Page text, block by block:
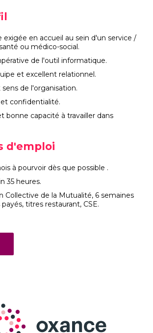
exigée en accueil au sein d'un service /
ou médico-social.
de l'outil informatique.
et excellent relationnel.
de l'organisation.
confidentialité.
bonne capacité à travailler dans
d'emploi
à pourvoir dès que possible .
35 heures.
Collective de la Mutualité, 6 semaines
titres restaurant, CSE.